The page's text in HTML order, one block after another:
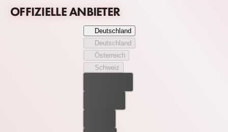
OFFIZIELLE ANBIETER
Deutschland
Deutschland
Österreich
Schweiz